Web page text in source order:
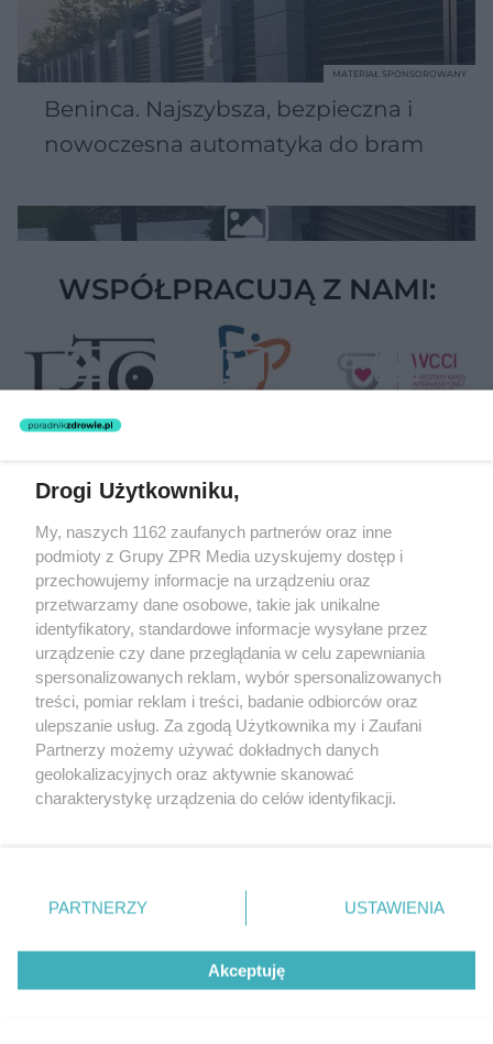
Beninca. Najszybsza, bezpieczna i
nowoczesna automatyka do bram
MATERIAŁ SPONSOROWANY
WSPÓŁPRACUJĄ Z NAMI:
Żaden utwór zamieszczony w serwisie nie może być powielany i
rozpowszechniany lub dalej rozpowszechniany w jakikolwiek sposób
(w tym także elektroniczny lub mechaniczny) na jakimkolwiek polu
eksploatacji w jakiejkolwiek formie, włącznie z umieszczaniem w
Internecie bez pisemnej zgody właściciela praw. Jakiekolwiek użycie
lub wykorzystanie utworów w całości lub w części z naruszeniem
prawa, tzn. bez właściwej zgody, jest zabronione pod groźbą kary i
może być ścigane prawnie.
O nas
Nasze serwisy
Drogi Użytkowniku,
My, naszych 1162 zaufanych partnerów oraz inne
podmioty z Grupy ZPR Media uzyskujemy dostęp i
przechowujemy informacje na urządzeniu oraz
przetwarzamy dane osobowe, takie jak unikalne
identyfikatory, standardowe informacje wysyłane przez
urządzenie czy dane przeglądania w celu zapewniania
spersonalizowanych reklam, wybór spersonalizowanych
treści, pomiar reklam i treści, badanie odbiorców oraz
ulepszanie usług. Za zgodą Użytkownika my i Zaufani
Partnerzy możemy używać dokładnych danych
geolokalizacyjnych oraz aktywnie skanować
charakterystykę urządzenia do celów identyfikacji.
zmienić/wycofać klikając przycisk ustawień prywatności
znajdujący się w lewym dolnym rogu strony
rodzaje przetwarzania danych nie wymagają zgody
użytkownika, ale masz prawo sprzeciwić się takiemu
przetwarzaniu. Preferencje będą miały zastosowanie tylko
PARTNERZY USTAWIENIA
Akceptuję